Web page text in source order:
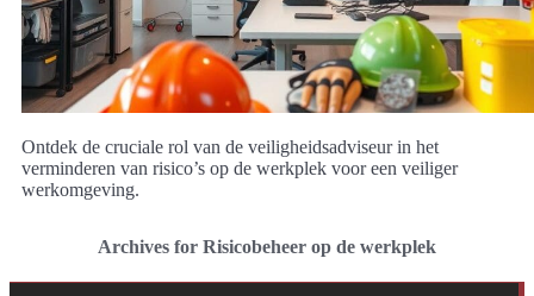
Ontdek de cruciale rol van de veiligheidsadviseur in het
verminderen van risico’s op de werkplek voor een veiliger
werkomgeving.
Archives for Risicobeheer op de werkplek